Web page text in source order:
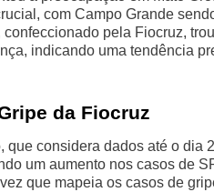
com Campo Grande
pela Fiocruz,
indicando uma tendência
da Fiocruz
que considera dados até o dia
um aumento nos casos de
que mapeia os casos de